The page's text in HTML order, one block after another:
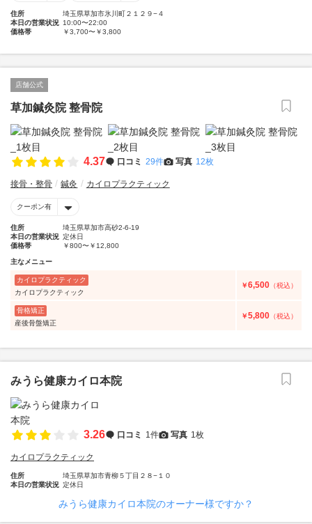
住所
埼玉県草加市氷川町２１２９−４
本日の営業状況 10:00〜22:00
価格帯
￥3,700〜￥3,800
店舗公式
草加鍼灸院 整骨院
4.37 口コミ 29件 写真 12枚
接骨・整骨 鍼灸 カイロプラクティック
クーポン有
住所
埼玉県草加市高砂2-6-19
本日の営業状況 定休日
価格帯
￥800〜￥12,800
主なメニュー
カイロプラクティック
カイロプラクティック
￥6,500 （税込）
骨格矯正
産後骨盤矯正
￥5,800 （税込）
みうら健康カイロ本院
3.26 口コミ 1件 写真 1枚
カイロプラクティック
住所
埼玉県草加市青柳５丁目２８−１０
本日の営業状況 定休日
みうら健康カイロ本院のオーナー様ですか？